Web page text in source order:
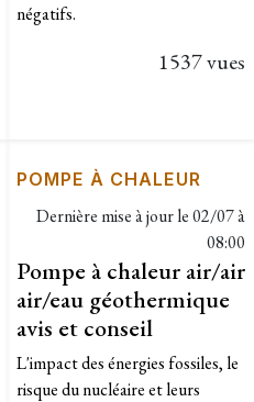
négatifs.
1537 vues
POMPE À CHALEUR
Dernière mise à jour le02/07 à
08:00
Pompe à chaleur air/air
air/eau géothermique
avis et conseil
L'impact des énergies fossiles, le
risque du nucléaire et leurs